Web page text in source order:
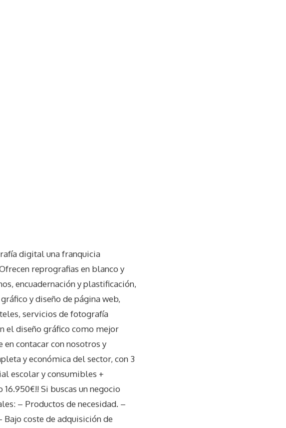
digital una franquicia
reprografias en blanco y
encuadernación y plastificación,
y diseño de página web,
servicios de fotografía
el diseño gráfico como mejor
en contacar con nosotros y
y económica del sector, con 3
escolar y consumibles +
Si buscas un negocio
– Productos de necesidad. –
coste de adquisición de